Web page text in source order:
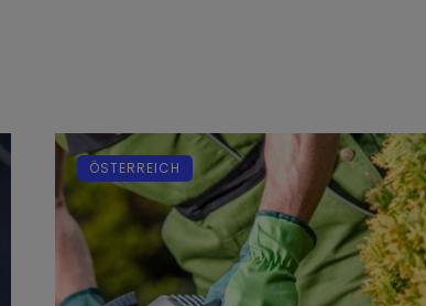
ÖSTERREICH